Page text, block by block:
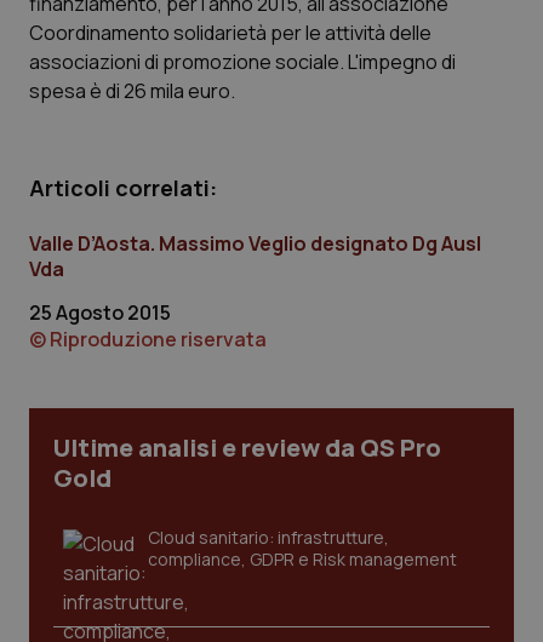
Lettere al direttore
Edizioni Regionali
Basilicata
Calabria
Campania
Emilia-Romagna
Friuli Venezia Giulia
Artrite & artrosi
Asma & BPCO
Car-T
Colesterolo & coronaropatie
Dermatite Atopica
QS Club Newsletter
Coordinamento solidarietà per le attività delle
associazioni di promozione sociale. L'impegno di
spesa è di 26 mila euro.
Articoli correlati:
Valle D’Aosta. Massimo Veglio designato Dg Ausl
Vda
25 Agosto 2015
© Riproduzione riservata
Ultime analisi e review da QS Pro
Gold
Cloud sanitario: infrastrutture,
compliance, GDPR e Risk management